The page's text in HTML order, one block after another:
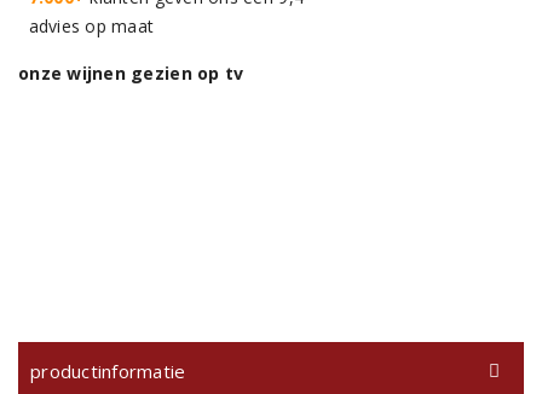
advies op maat
onze wijnen gezien op tv
productinformatie